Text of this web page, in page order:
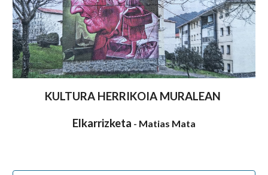
KULTURA HERRIKOIA MURALEAN
Elkarrizketa - Matias Mata